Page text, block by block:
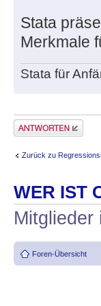
Stata
Merkmale
Stata für
Antwort erstellen
Zurück zu
WER IST
Mitglieder
Foren-Übersicht